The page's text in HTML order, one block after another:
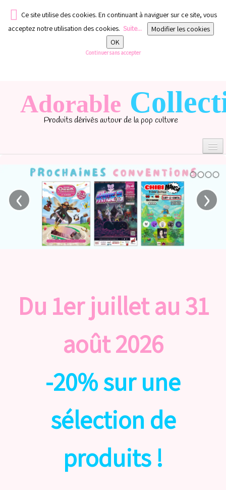
Ce site utilise des cookies. En continuant à naviguer sur ce site, vous
acceptez notre utilisation des cookies. Suite...
Modifier les cookies
OK
Continuer sans accepter
Adorable
Produits dérivés autour de la pop culture
0
Accueil
Informations
Actu
Nos réseaux
‹ ›
Du 1er juillet au 31
août 2026
-20% sur une
sélection de
produits !